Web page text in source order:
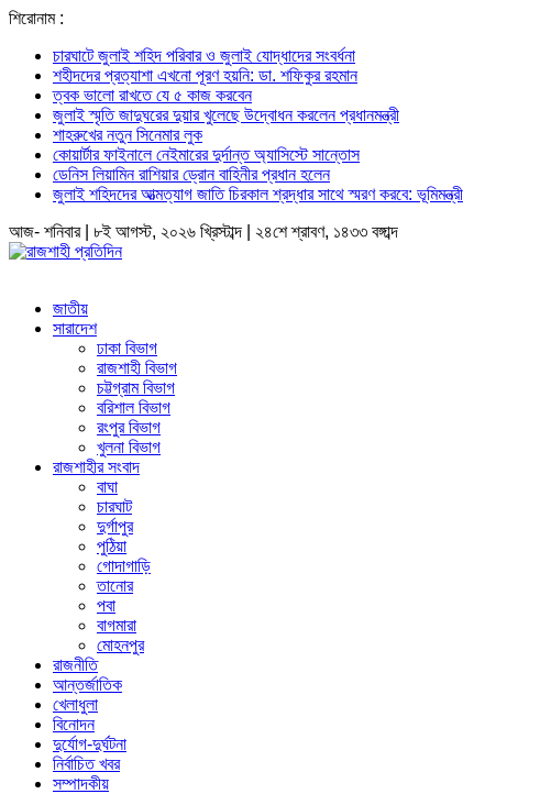
শিরোনাম :
চারঘাটে জুলাই শহিদ পরিবার ও জুলাই যোদ্ধাদের সংবর্ধনা
শহীদদের প্রত্যাশা এখনো পূরণ হয়নি: ডা. শফিকুর রহমান
ত্বক ভালো রাখতে যে ৫ কাজ করবেন
জুলাই স্মৃতি জাদুঘরের দুয়ার খুলেছে উদ্বোধন করলেন প্রধানমন্ত্রী
শাহরুখের নতুন সিনেমার লুক
কোয়ার্টার ফাইনালে নেইমারের দুর্দান্ত অ্যাসিস্টে সান্তোস
ডেনিস লিয়ামিন রাশিয়ার ড্রোন বাহিনীর প্রধান হলেন
জুলাই শহিদদের আত্মত্যাগ জাতি চিরকাল শ্রদ্ধার সাথে স্মরণ করবে: ভূমিমন্ত্রী
আজ- শনিবার | ৮ই আগস্ট, ২০২৬ খ্রিস্টাব্দ | ২৪শে শ্রাবণ, ১৪৩৩ বঙ্গাব্দ
জাতীয়
সারাদেশ
ঢাকা বিভাগ
রাজশাহী বিভাগ
চট্টগ্রাম বিভাগ
বরিশাল বিভাগ
রংপুর বিভাগ
খুলনা বিভাগ
রাজশাহীর সংবাদ
বাঘা
চারঘাট
দুর্গাপুর
পুঠিয়া
গোদাগাড়ি
তানোর
পবা
বাগমারা
মোহনপুর
রাজনীতি
আন্তর্জাতিক
খেলাধুলা
বিনোদন
দুর্যোগ-দুর্ঘটনা
নির্বাচিত খবর
সম্পাদকীয়